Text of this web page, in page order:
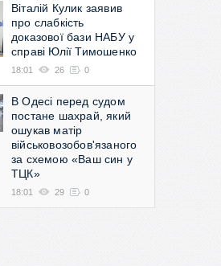
Віталій Кулик заявив
про слабкість
доказової бази НАБУ у
справі Юлії Тимошенко
18:01 26 0
В Одесі перед судом
постане шахрай, який
ошукав матір
військовозобов'язаного
за схемою «Ваш син у
ТЦК»
18:01 29 0